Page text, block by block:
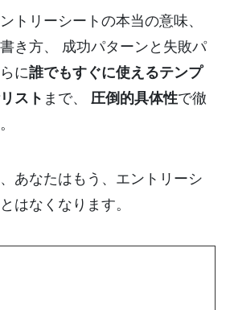
トリーシートの本当の意味、
き方、 成功パターンと失敗パ
に誰でもすぐに使えるテンプ
スト まで、 圧倒的具体性で徹
あなたはもう、エントリーシ
はなくなります。